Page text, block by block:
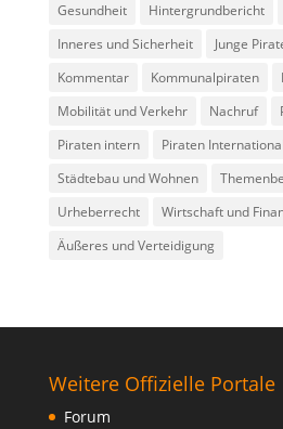
Gesundheit
Hintergrundbericht
Inneres und Sicherheit
Junge
Kommentar
Kommunalpiraten
Mobilität und Verkehr
Nachruf
Piraten intern
Piraten International
Städtebau und Wohnen
Urheberrecht
Wirtschaft und
Äußeres und Verteidigung
Weitere Offizielle Portale
Forum